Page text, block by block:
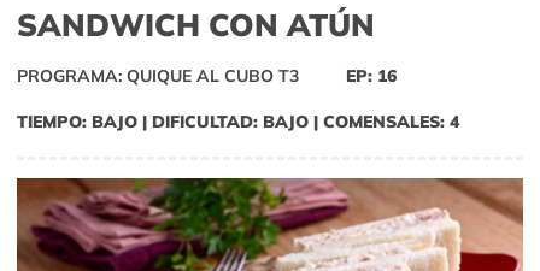
SANDWICH CON ATÚN
PROGRAMA: QUIQUE AL CUBO T3 EP: 16
TIEMPO: BAJO | DIFICULTAD: BAJO | COMENSALES: 4